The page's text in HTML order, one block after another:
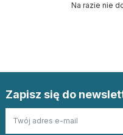
Na razie nie
Zapisz się do